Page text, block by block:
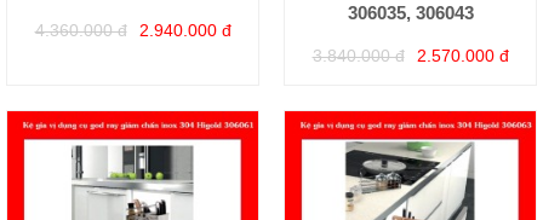
4.360.000 đ 2.940.000 đ
306035, 306043
3.840.000 đ 2.570.000 đ